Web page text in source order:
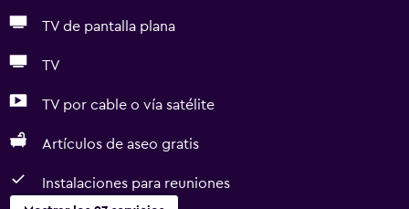
TV de pantalla plana
TV
TV por cable o vía satélite
Artículos de aseo gratis
Instalaciones para reuniones